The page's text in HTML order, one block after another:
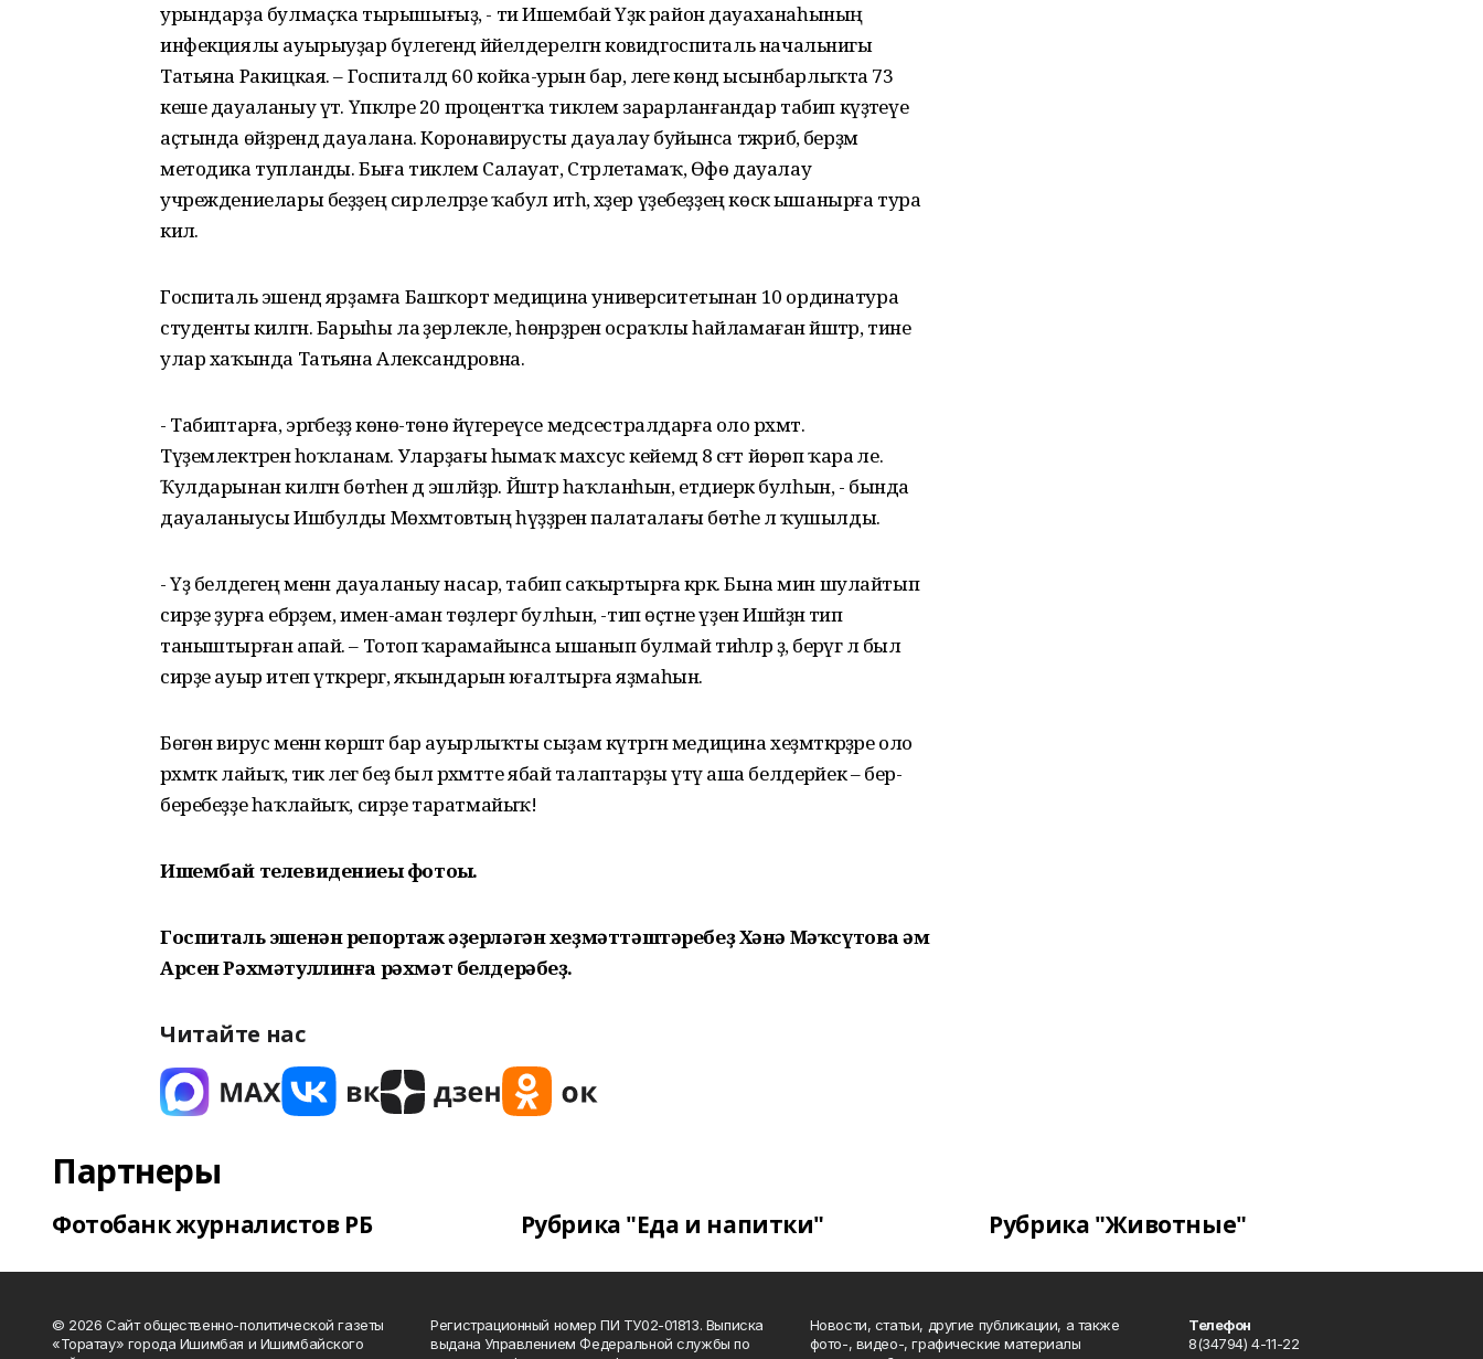
урындарҙа булмаҫҡа тырышығыҙ, - ти Ишембай Үҙәк район дауаханаһының
инфекциялы ауырыуҙар бүлегендә йәйелдерелгән ковидгоспиталь начальнигы
Татьяна Ракицкая. – Госпиталдә 60 койка-урын бар, әлеге көндә ысынбарлыҡта 73
кеше дауаланыу үтә. Үпкәләре 20 процентҡа тиклем зарарланғандар табип күҙәтеүе
аҫтында өйҙәрендә дауалана. Коронавирусты дауалау буйынса тәжрибә, берҙәм
методика тупланды. Быға тиклем Салауат, Стәрлетамаҡ, Өфө дауалау
учреждениелары беҙҙең сирлеләрҙе ҡабул итһә, хәҙер үҙебеҙҙең көскә ышанырға тура
килә.
Госпиталь эшендә ярҙамға Башҡорт медицина университетынан 10 ординатура
студенты килгән. Барыһы ла әҙерлекле, һөнәрҙәрен осраҡлы һайламаған йәштәр, тине
улар хаҡында Татьяна Александровна.
- Табиптарға, эргәбеҙҙә көнө-төнө йүгереүсе медсестралдарға оло рәхмәт.
Түҙемлектәренә һоҡланам. Уларҙағы һымаҡ махсус кейемдә 8 сәғәт йөрөп ҡара әле.
Ҡулдарынан килгән бөтәһен дә эшләйҙәр. Йәштәр һаҡланһын, етдиерәк булһын, - бында
дауаланыусы Ишбулды Мөхәмәтовтың һүҙҙәренә палаталағы бөтәһе лә ҡушылды.
- Үҙ белдегең менән дауаланыу насар, табип саҡыртырға кәрәк. Бына мин шулайтып
сирҙе ҙурға ебәрҙем, имен-аман төҙәлергә булһын, -тип өҫтәне үҙен Ишәйҙән тип
таныштырған апай. – Тотоп ҡарамайынса ышанып булмай тиһәләр ҙә, берәүгә лә был
сирҙе ауыр итеп үткәрергә, яҡындарын юғалтырға яҙмаһын.
Бөгөн вирус менән көрәштә бар ауырлыҡты сыҙам күтәргән медицина хеҙмәткәрҙәре оло
рәхмәткә лайыҡ, тик әлегә беҙ был рәхмәтте ябай талаптарҙы үтәү аша белдерәйек – бер-
беребеҙҙе һаҡлайыҡ, сирҙе таратмайыҡ!
Ишембай телевидениеһы фотоһы.
Госпиталь эшенән репортаж әҙерләгән хеҙмәттәштәребеҙ Хәнә Мәҡсүтова һәм
Арсен Рәхмәтуллинға рәхмәт белдерәбеҙ.
Читайте нас
Партнеры
Фотобанк журналистов РБ Рубрика "Еда и напитки" Рубрика "Животные"
© 2026 Сайт общественно-политической газеты
«Торатау» города Ишимбая и Ишимбайского
Регистрационный номер ПИ ТУ02-01813. Выписка
выдана Управлением Федеральной службы по
Новости, статьи, другие публикации, а также
фото-, видео-, графические материалы
Телефон
8(34794) 4-11-22